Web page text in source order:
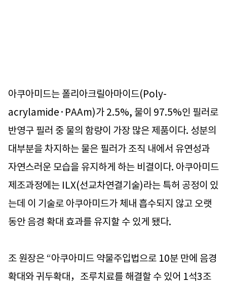
아쿠아미드는 폴리아크릴아마이드(Poly-
acrylamide·PAAm)가 2.5%, 물이 97.5%인 필러로
반영구 필러 중 물의 함량이 가장 많은 제품이다. 성분의
대부분을 차지하는 물은 필러가 조직 내에서 유연성과
자연스러운 모습을 유지하게 하는 비결이다. 아쿠아미드
제조과정에는 ILX(선교차연결기술)라는 특허 공정이 있
는데 이 기술로 아쿠아미드가 체내 흡수되지 않고 오랫
동안 음경 확대 효과를 유지할 수 있게 됐다.
조 원장은 “아쿠아미드 약물주입법으로 10분 만에 음경
확대와 귀두확대，조루치료를 해결할 수 있어 1석3조